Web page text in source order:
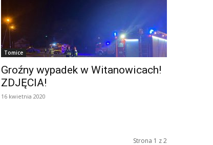
Tomice
Groźny wypadek w Witanowicach!
ZDJĘCIA!
16 kwietnia 2020
Strona 1 z 2